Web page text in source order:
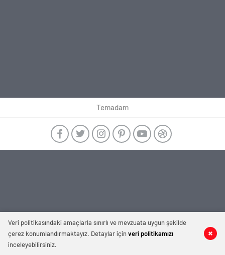
Temadam
Veri politikasındaki amaçlarla sınırlı ve mevzuata uygun şekilde
çerez konumlandırmaktayız. Detaylar içinveri politikamızı
inceleyebilirsiniz.